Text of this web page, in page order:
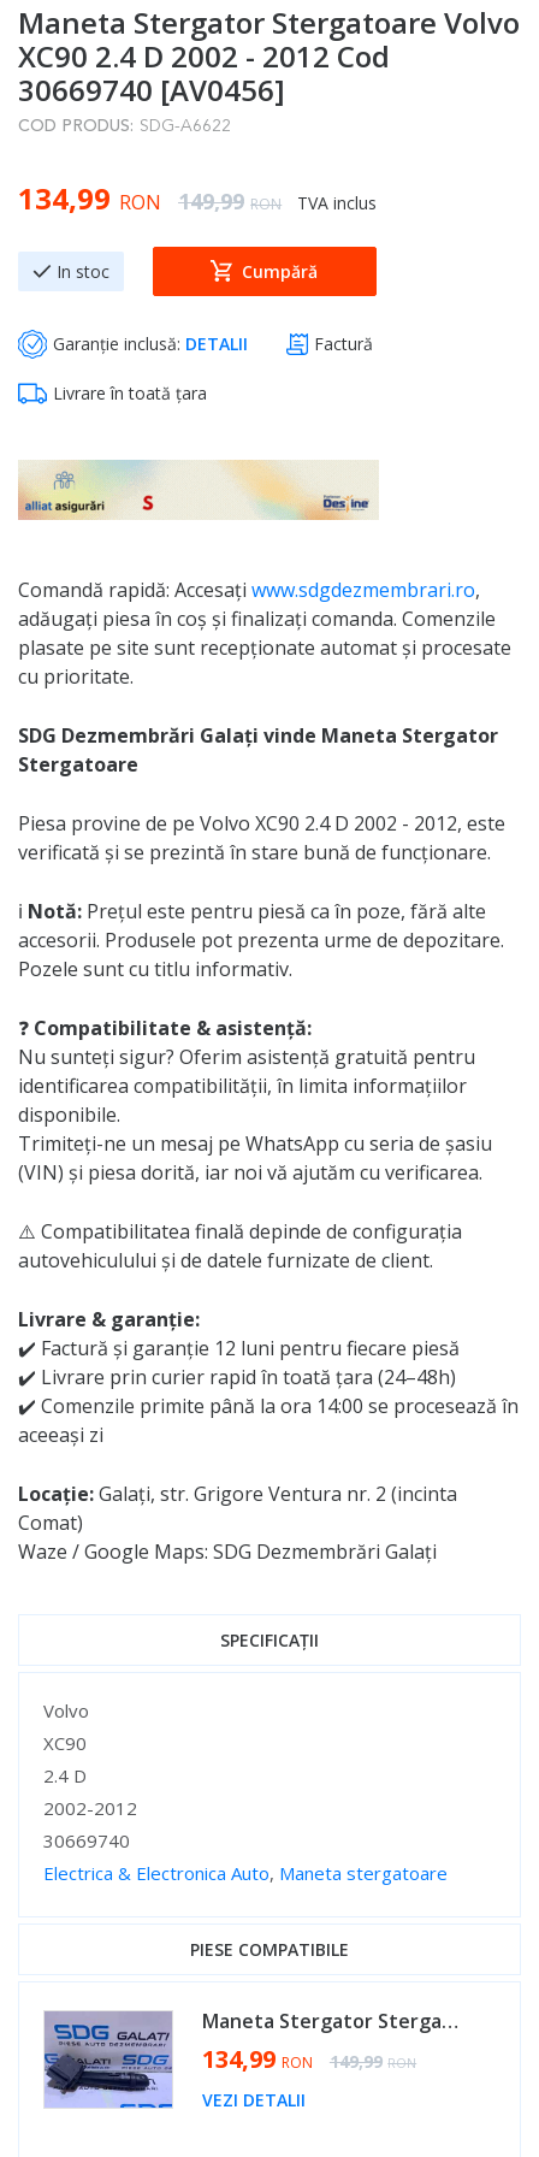
to
the
beginning
of
the
gallery
Maneta Stergator Stergatoare Volvo
XC90 2.4 D 2002 - 2012 Cod
30669740 [AV0456]
COD PRODUS: SDG-A6622
Special Price
134,99 RON Regular Price
149,99 RON TVA inclus
In stoc Cumpără
Garanție inclusă: DETALII Factură
Livrare în toată țara
Comandă rapidă: Accesați www.sdgdezmembrari.ro,
adăugați piesa în coș și finalizați comanda. Comenzile
plasate pe site sunt recepționate automat și procesate
cu prioritate.
SDG Dezmembrări Galați vinde Maneta Stergator
Stergatoare
Piesa provine de pe Volvo XC90 2.4 D 2002 - 2012, este
verificată și se prezintă în stare bună de funcționare.
ℹ️ Notă: Prețul este pentru piesă ca în poze, fără alte
accesorii. Produsele pot prezenta urme de depozitare.
Pozele sunt cu titlu informativ.
❓ Compatibilitate & asistență:
Nu sunteți sigur? Oferim asistență gratuită pentru
identificarea compatibilității, în limita informațiilor
disponibile.
Trimiteți-ne un mesaj pe WhatsApp cu seria de șasiu
(VIN) și piesa dorită, iar noi vă ajutăm cu verificarea.
⚠️ Compatibilitatea finală depinde de configurația
autovehiculului și de datele furnizate de client.
Livrare & garanție:
✔️ Factură și garanție 12 luni pentru fiecare piesă
✔️ Livrare prin curier rapid în toată țara (24–48h)
✔️ Comenzile primite până la ora 14:00 se procesează în
aceeași zi
Locație:Galați, str. Grigore Ventura nr. 2 (incinta
Comat)
Waze / Google Maps: SDG Dezmembrări Galați
SPECIFICAȚII
Specificații
Volvo
XC90
2.4 D
2002-2012
30669740
Electrica & Electronica Auto, Maneta stergatoare
PIESE COMPATIBILE
Maneta Stergator Stergatoare Volvo S80 2.4 D 1998 - 2006 Cod 30669740 [AV0456]
Special Price
134,99 RON Regular Price
149,99 RON
VEZI DETALII